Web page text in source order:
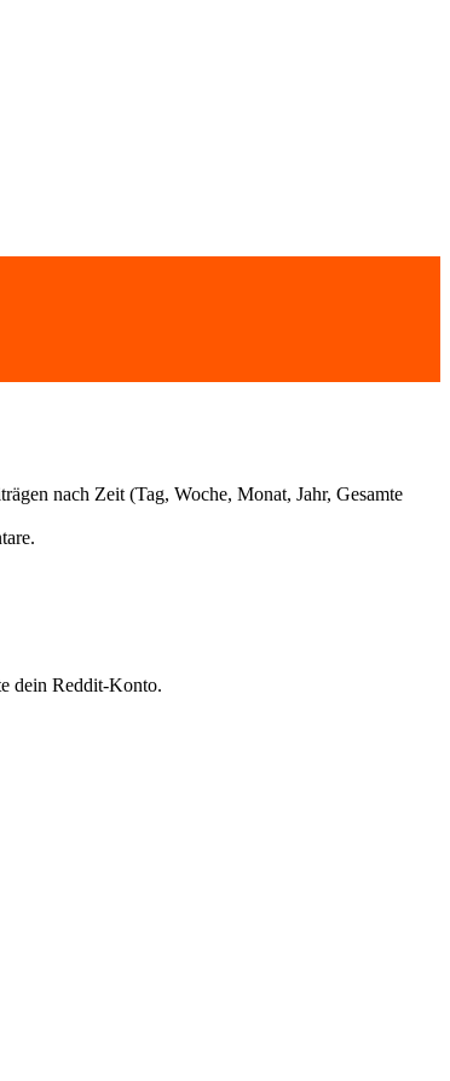
nach Zeit (Tag, Woche, Monat, Jahr, Gesamte
dein Reddit-Konto.